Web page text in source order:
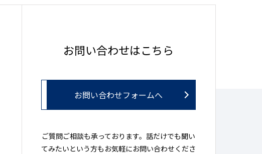
お問い合わせはこちら
お問い合わせフォームへ
ご質問ご相談も承っております。話だけでも聞い
てみたいという方もお気軽にお問い合わせくださ